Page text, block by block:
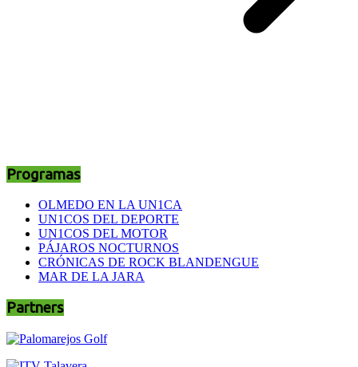
Programas
OLMEDO EN LA UN1CA
UN1COS DEL DEPORTE
UN1COS DEL MOTOR
PÁJAROS NOCTURNOS
CRÓNICAS DE ROCK BLANDENGUE
MAR DE LA JARA
Partners